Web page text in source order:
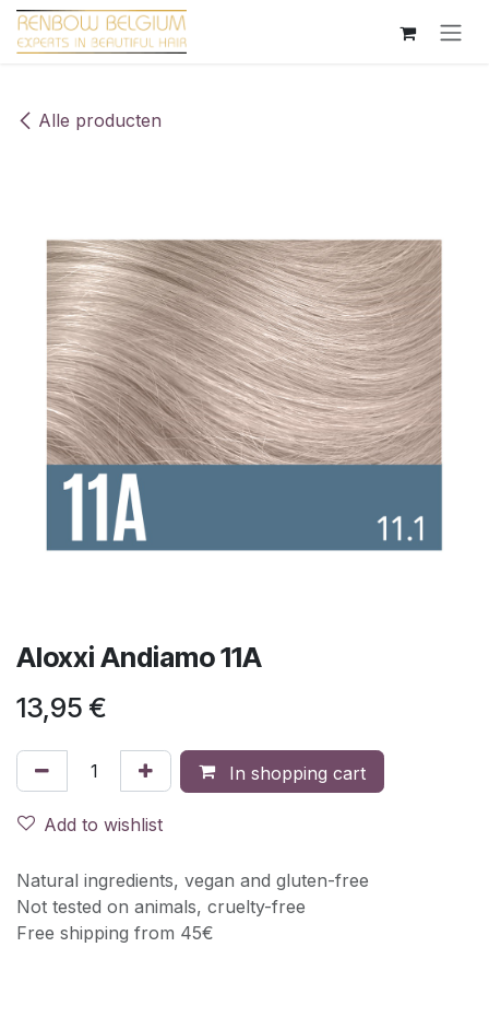
Overslaan naar inhoud
Alle producten
Aloxxi Andiamo 11A
13,95 €
In shopping cart
Add to wishlist
Natural ingredients, vegan and gluten-free
Not tested on animals, cruelty-free
Free shipping from 45€